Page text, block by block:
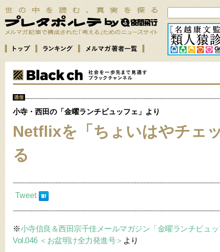
小寺・西田の「金曜ランチビュッフェ」より
Netflixを「ちょいはやチェ
る
Tweet
※小寺信良＆西田宗千佳メールマガジン「金曜ランチビュ
Vol.046 ＜お盆明け全力発進号＞ より